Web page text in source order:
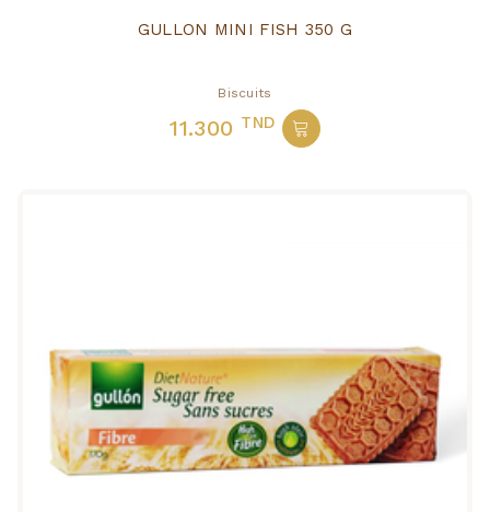
GULLON MINI FISH 350 G
Biscuits
11.300 TND